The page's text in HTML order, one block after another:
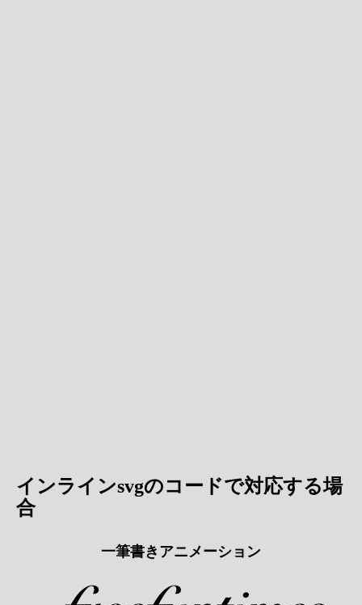
インラインsvgのコードで対応する場
合
一筆書きアニメーション